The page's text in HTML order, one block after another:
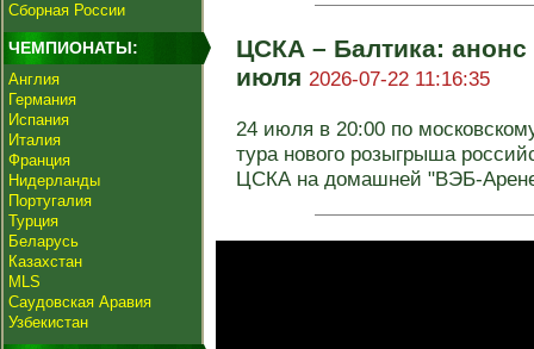
Сборная России
ЧЕМПИОНАТЫ:
Англия
Германия
Испания
Италия
Франция
Нидерланды
Португалия
Турция
Беларусь
Казахстан
MLS
Саудовская Аравия
Узбекистан
ЦСКА – Балтика: анонс
июля 2026-07-22 11:16:35
24 июля в 20:00 по
тура нового розыгрыша
ЦСКА на домашней "ВЭБ-